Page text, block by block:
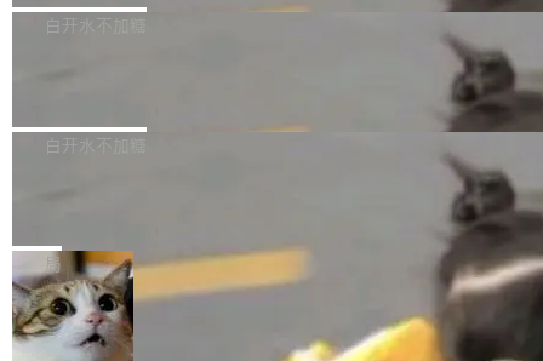
自研的多个文生3D和...
整性保护。效果是：吞吐量提升 41%，每 token
让语音识别不再只是听清，而是真正听懂。通过
w 不要求标准普通话，方言识别覆盖粤语、吴语
新和少量网页兼容性修复版本。 Changes/fixe
容提供的字体时出现的几个问题 为避免音频加
质的最低采样率）的音频格式将被拒绝 修复了 C
SS 圆角虚线样式中可能存在的问题 如果表单中
的图像元素不在同一个子树中，则它们将不再关
联 加...
白开水不加糖
发布的 Release Notes，他利用 AI 工具（如 Co
最强的若干项。对于尚未正式发版的 PG 19，则
通过拉取过去一年内（从 PG 18 Beta1 时间点
至今）的所有 commit，同样交由 AI 分析提炼。
经过人工复核，准确度令人满意。这一方法也为
白开水不加糖
维护工作一直与我的日常工作、家务、社交生活
和休闲娱乐竞争时间。" 这是 libexpat 维护者 S
ebastian Pipping 写在博客里的话。8 月 4 日，
他宣布了一个新消息：从 2026 年 8 月 1 日起，
局
Firefox 153.0.3 发布
Firefox 153.0.3 现已发布，具体更新内容如